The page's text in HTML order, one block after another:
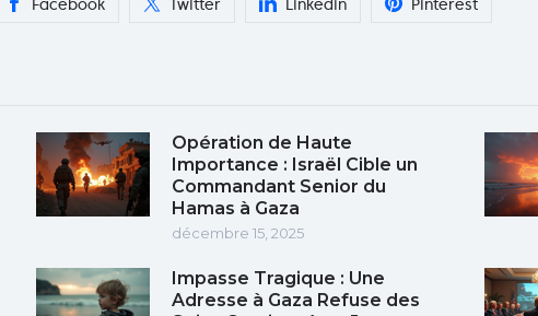
Facebook Twitter Linkedin Pinterest
Opération de Haute
Importance : Israël Cible un
Commandant Senior du
Hamas à Gaza
décembre 15, 2025
Impasse Tragique : Une
Adresse à Gaza Refuse des